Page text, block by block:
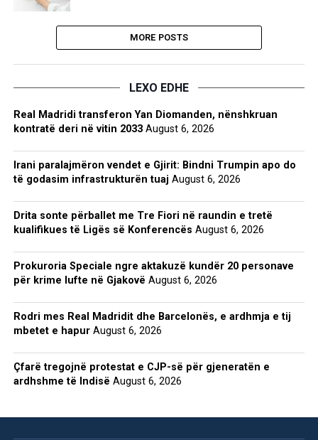
MORE POSTS
LEXO EDHE
Real Madridi transferon Yan Diomanden, nënshkruan
kontratë deri në vitin 2033 August 6, 2026
Irani paralajmëron vendet e Gjirit: Bindni Trumpin apo do
të godasim infrastrukturën tuaj August 6, 2026
Drita sonte përballet me Tre Fiori në raundin e tretë
kualifikues të Ligës së Konferencës August 6, 2026
Prokuroria Speciale ngre aktakuzë kundër 20 personave
për krime lufte në Gjakovë August 6, 2026
Rodri mes Real Madridit dhe Barcelonës, e ardhmja e tij
mbetet e hapur August 6, 2026
Çfarë tregojnë protestat e CJP-së për gjeneratën e
ardhshme të Indisë August 6, 2026